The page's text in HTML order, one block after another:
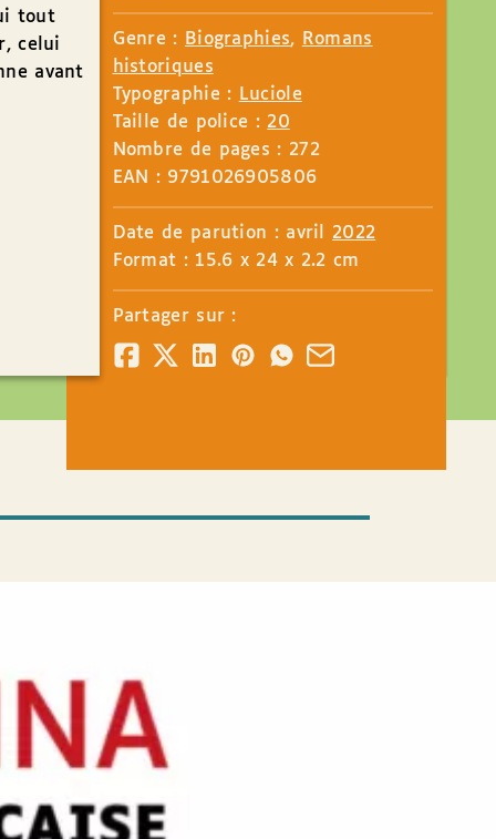
tout
celui
avant
Genre : Biographies, Romans
historiques
Typographie : Luciole
Taille de police : 20
Nombre de pages : 272
EAN : 9791026905806
Date de parution : avril 2022
Format : 15.6 x 24 x 2.2 cm
Partager sur :